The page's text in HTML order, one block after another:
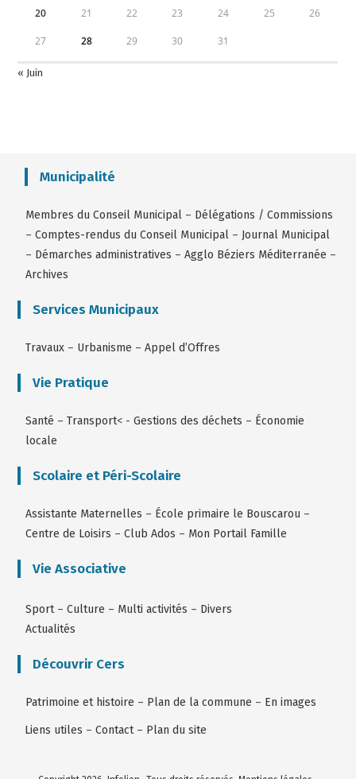
20 21 22 23 24 25 26
27 28 29 30 31
« Juin
Municipalité
Membres du Conseil Municipal – Délégations / Commissions
–Comptes-rendus du Conseil Municipal – Journal Municipal
– Démarches administratives –Agglo Béziers Méditerranée –
Archives
Services Municipaux
Travaux – Urbanisme –Appel d’Offres
Vie Pratique
Santé –Transport< -Gestions des déchets – Économie
locale
Scolaire et Péri-Scolaire
Assistante Maternelles – École primaire le Bouscarou –
Centre de Loisirs –Club Ados – Mon Portail Famille
Vie Associative
Sport –Culture – Multi activités – Divers
Actualités
Découvrir Cers
Patrimoine et histoire – Plan de la commune – En images
Liens utiles –Contact– Plan du site